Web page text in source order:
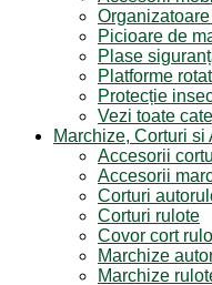
Picioare de
Plase
Platforme
Protecție
Vezi toate
Marchize, Corturi si
Accesorii
Accesorii
Corturi
Corturi rulote
Covor cort
Marchize
Marchize